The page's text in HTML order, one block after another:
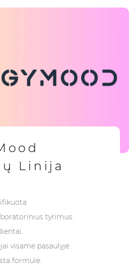
Linija
tyrimus.
visame pasaulyje.
formulė.